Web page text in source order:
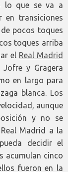
lo que se va a
en transiciones
pocos toques
toques arriba
el Real Madrid
y Gragera
en largo para
blanca. Los
aunque
y no se
Madrid a la
decidir el
acumulan cinco
fueron en la